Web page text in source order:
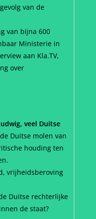
van de
van bijna 600
Ministerie in
aan Kla.TV,
over
veel Duitse
Duitse molen van
houding ten
vrijheidsberoving
Duitse rechterlijke
de staat?